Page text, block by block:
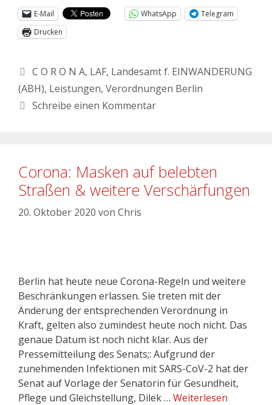
E-Mail
WhatsApp
Telegram
Drucken
C O R O N A, LAF, Landesamt f. EINWANDERUNG
(ABH), Leistungen, Verordnungen Berlin
Schreibe einen Kommentar
Corona: Masken auf belebten
Straßen & weitere Verschärfungen
20. Oktober 2020 von Chris
Berlin hat heute neue Corona-Regeln und weitere
Beschränkungen erlassen. Sie treten mit der
Änderung der entsprechenden Verordnung in
Kraft, gelten also zumindest heute noch nicht. Das
genaue Datum ist noch nicht klar. Aus der
Pressemitteilung des Senats;: Aufgrund der
zunehmenden Infektionen mit SARS-CoV-2 hat der
Senat auf Vorlage der Senatorin für Gesundheit,
Pflege und Gleichstellung, Dilek … Weiterlesen